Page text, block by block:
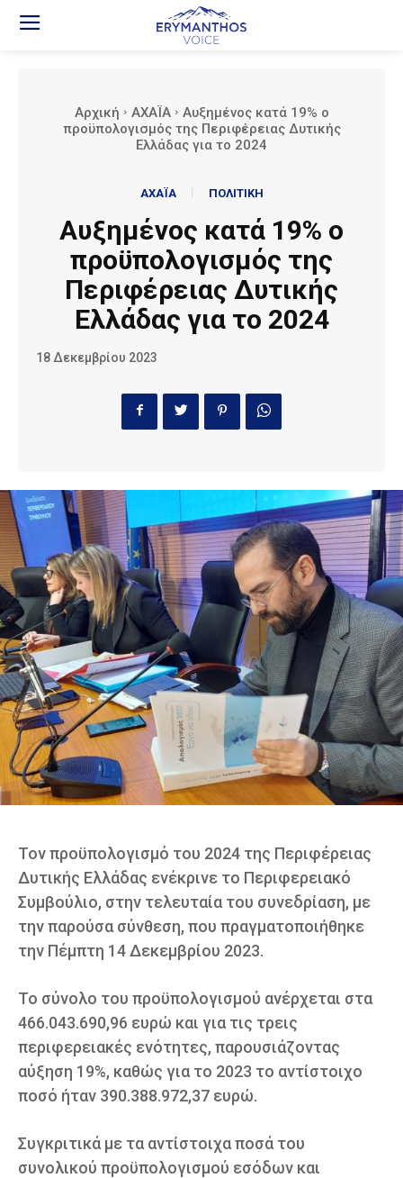
Αρχική ΑΧΑΪΑ
Αυξημένος κατά 19% ο
προϋπολογισμός της Περιφέρειας Δυτικής
Ελλάδας για το 2024
ΑΧΑΪΑ ΠΟΛΙΤΙΚΗ
Αυξημένος κατά 19% ο
προϋπολογισμός της
Περιφέρειας Δυτικής
Ελλάδας για το 2024
18 Δεκεμβρίου 2023
Τον προϋπολογισμό του 2024 της Περιφέρειας
Δυτικής Ελλάδας ενέκρινε το Περιφερειακό
Συμβούλιο, στην τελευταία του συνεδρίαση, με
την παρούσα σύνθεση, που πραγματοποιήθηκε
την Πέμπτη 14 Δεκεμβρίου 2023.
Το σύνολο του προϋπολογισμού ανέρχεται στα
466.043.690,96 ευρώ και για τις τρεις
περιφερειακές ενότητες, παρουσιάζοντας
αύξηση 19%, καθώς για το 2023 το αντίστοιχο
ποσό ήταν 390.388.972,37 ευρώ.
Συγκριτικά με τα αντίστοιχα ποσά του
συνολικού προϋπολογισμού εσόδων και